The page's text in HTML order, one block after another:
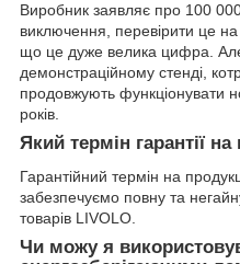
Виробник заявляє про 100
виключення, перевірити це
що це дуже велика цифра.
демонстраційному стенді,
продовжують функціонувати
років.
Який термін гарантії
Гарантійний термін на
забезпечуємо повну та
товарів LIVOLO.
Чи можу я